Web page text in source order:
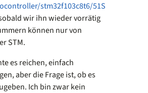
stm32f103c8t6/51S
wir ihn wieder vorrätig
können nur von
STM.
es reichen, einfach
aber die Frage ist, ob es
Ich bin zwar kein